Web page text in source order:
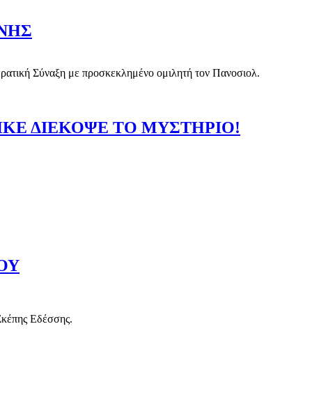
Σύναξη με προσκεκλημένο ομιλητή τον Πανοσιολ.
ΔΙΕΚΟΨΕ ΤΟ ΜΥΣΤΗΡΙΟ!
Εδέσσης.